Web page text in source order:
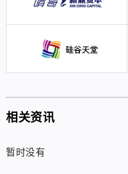
相关资讯
暂时没有